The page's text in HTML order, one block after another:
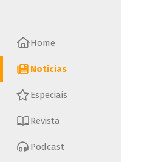
Home
Notícias
Especiais
Revista
Podcast